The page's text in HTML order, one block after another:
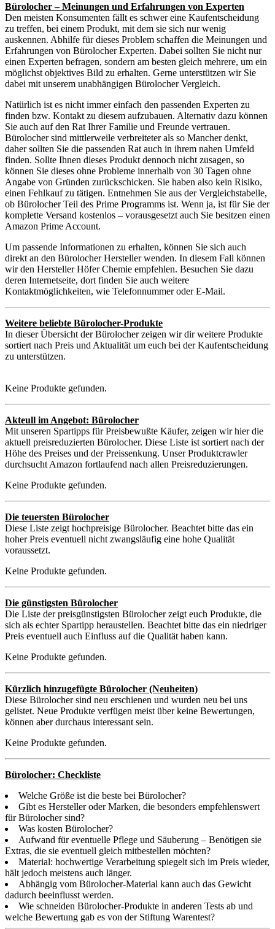
Bürolocher – Meinungen und Erfahrungen von Experten
Den meisten Konsumenten fällt es schwer eine Kaufentscheidung
zu treffen, bei einem Produkt, mit dem sie sich nur wenig
auskennen. Abhilfe für dieses Problem schaffen die Meinungen und
Erfahrungen von Bürolocher Experten. Dabei sollten Sie nicht nur
einen Experten befragen, sondern am besten gleich mehrere, um ein
möglichst objektives Bild zu erhalten. Gerne unterstützen wir Sie
dabei mit unserem unabhängigen Bürolocher Vergleich.
Natürlich ist es nicht immer einfach den passenden Experten zu
finden bzw. Kontakt zu diesem aufzubauen. Alternativ dazu können
Sie auch auf den Rat Ihrer Familie und Freunde vertrauen.
Bürolocher sind mittlerweile verbreiteter als so Mancher denkt,
daher sollten Sie die passenden Rat auch in ihrem nahen Umfeld
finden. Sollte Ihnen dieses Produkt dennoch nicht zusagen, so
können Sie dieses ohne Probleme innerhalb von 30 Tagen ohne
Angabe von Gründen zurückschicken. Sie haben also kein Risiko,
einen Fehlkauf zu tätigen. Entnehmen Sie aus der Vergleichstabelle,
ob Bürolocher Teil des Prime Programms ist. Wenn ja, ist für Sie der
komplette Versand kostenlos – vorausgesetzt auch Sie besitzen einen
Amazon Prime Account.
Um passende Informationen zu erhalten, können Sie sich auch
direkt an den Bürolocher Hersteller wenden. In diesem Fall können
wir den Hersteller Höfer Chemie empfehlen. Besuchen Sie dazu
deren Internetseite, dort finden Sie auch weitere
Kontaktmöglichkeiten, wie Telefonnummer oder E-Mail.
Weitere beliebte Bürolocher-Produkte
In dieser Übersicht der Bürolocher zeigen wir dir weitere Produkte
sortiert nach Preis und Aktualität um euch bei der Kaufentscheidung
zu unterstützen.
Keine Produkte gefunden.
Akteull im Angebot: Bürolocher
Mit unseren Spartipps für Preisbewußte Käufer, zeigen wir hier die
aktuell preisreduzierten Bürolocher. Diese Liste ist sortiert nach der
Höhe des Preises und der Preissenkung. Unser Produktcrawler
durchsucht Amazon fortlaufend nach allen Preisreduzierungen.
Keine Produkte gefunden.
Die teuersten Bürolocher
Diese Liste zeigt hochpreisige Bürolocher. Beachtet bitte das ein
hoher Preis eventuell nicht zwangsläufig eine hohe Qualität
voraussetzt.
Keine Produkte gefunden.
Die günstigsten Bürolocher
Die Liste der preisgünstigsten Bürolocher zeigt euch Produkte, die
sich als echter Spartipp heraustellen. Beachtet bitte das ein niedriger
Preis eventuell auch Einfluss auf die Qualität haben kann.
Keine Produkte gefunden.
Kürzlich hinzugefügte Bürolocher (Neuheiten)
Diese Bürolocher sind neu erschienen und wurden neu bei uns
gelistet. Neue Produkte verfügen meist über keine Bewertungen,
können aber durchaus interessant sein.
Keine Produkte gefunden.
Bürolocher: Checkliste
Welche Größe ist die beste bei Bürolocher?
Gibt es Hersteller oder Marken, die besonders empfehlenswert
für Bürolocher sind?
Was kosten Bürolocher?
Aufwand für eventuelle Pflege und Säuberung – Benötigen sie
Extras, die sie eventuell gleich mitbestellen möchten?
Material: hochwertige Verarbeitung spiegelt sich im Preis wieder,
hält jedoch meistens auch länger.
Abhängig vom Bürolocher-Material kann auch das Gewicht
dadurch beeinflusst werden.
Wie schneiden Bürolocher-Produkte in anderen Tests ab und
welche Bewertung gab es von der Stiftung Warentest?